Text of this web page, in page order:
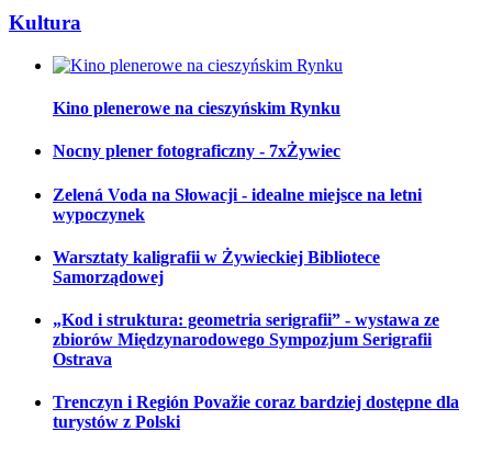
Kultura
Kino plenerowe na cieszyńskim Rynku
Nocny plener fotograficzny - 7xŻywiec
Zelená Voda na Słowacji - idealne miejsce na letni
wypoczynek
Warsztaty kaligrafii w Żywieckiej Bibliotece
Samorządowej
„Kod i struktura: geometria serigrafii” - wystawa ze
zbiorów Międzynarodowego Sympozjum Serigrafii
Ostrava
Trenczyn i Región Považie coraz bardziej dostępne dla
turystów z Polski